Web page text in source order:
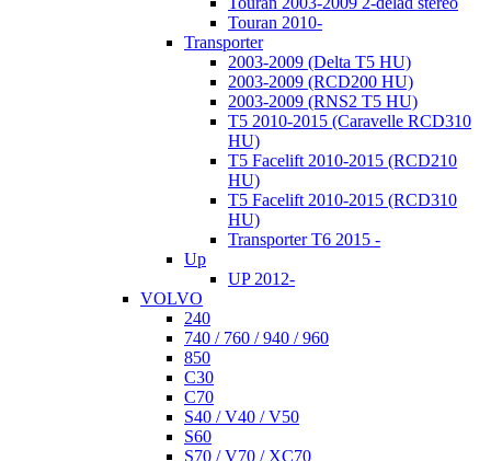
Touran 2010-
Transporter
2003-2009 (Delta T5 HU)
2003-2009 (RCD200 HU)
2003-2009 (RNS2 T5 HU)
T5 2010-2015 (Caravelle RCD310
HU)
T5 Facelift 2010-2015 (RCD210
HU)
T5 Facelift 2010-2015 (RCD310
HU)
Transporter T6 2015 -
Up
UP 2012-
VOLVO
240
740 / 760 / 940 / 960
850
C30
C70
S40 / V40 / V50
S60
S70 / V70 / XC70